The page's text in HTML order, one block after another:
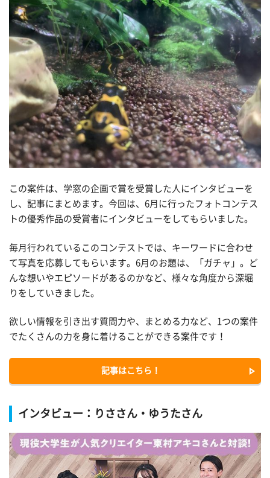
この案件は、学窓の企画で賞を受賞した人にインタビューを
し、記事にまとめます。今回は、6月に行ったフォトコンテス
トの優秀作品の受賞者にインタビューをしてもらいました。
毎月行われているこのコンテストでは、キーワードに合わせ
て写真を応募してもらいます。6月のお題は、「ガチャ」。ど
んな想いやエピソードがあるのかなど、様々な角度から深堀
りをしていきました。
欲しい情報を引き出す質問力や、まとめる力など、1つの案件
でたくさんの力を身に着けることができる案件です！
記事はこちら！
インタビュー：りささん・ゆうたさん